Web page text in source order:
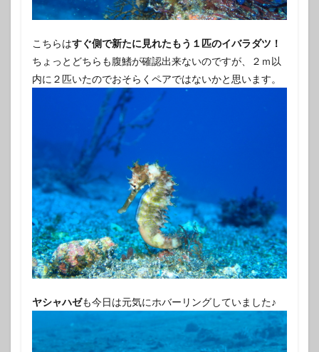
こちらはすぐ側で新たに見れたもう１匹のイバラダツ！
ちょっとどちらも腹鰭が確認出来ないのですが、２ｍ以
内に２匹いたのでおそらくペアではないかと思います。
ヤシャハゼも今日は元気にホバーリングしていました♪